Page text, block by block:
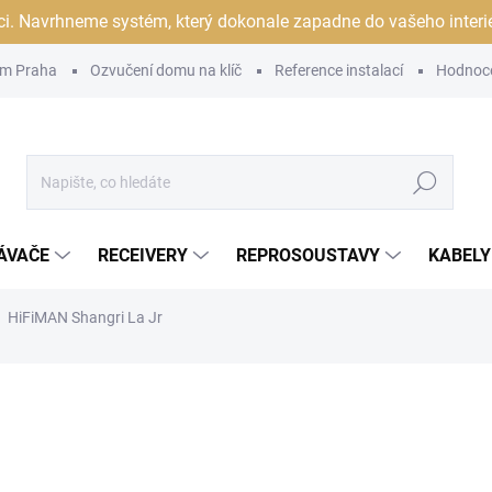
Navrhneme systém, který dokonale zapadne do vašeho
Praha Ozvučení domu na klíč Reference instalací
Hledat
RECEIVERY REPROSOUSTAVY
HiFiMAN Shangri La Jr